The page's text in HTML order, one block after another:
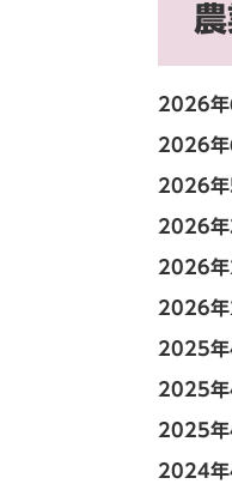
2026年
2026年
2026年
2026年
2026年
2026年
2025年
2025年
2025年
2024年